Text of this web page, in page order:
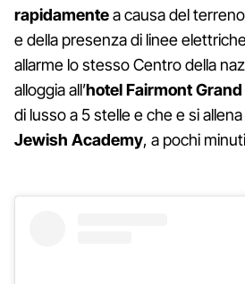
rapidamentea causa del
e della presenza di linee
allarme lo stesso Centro della
alloggia all’hotel Fairmont
di lusso a 5 stelle e che e si allena
Jewish Academy, a pochi